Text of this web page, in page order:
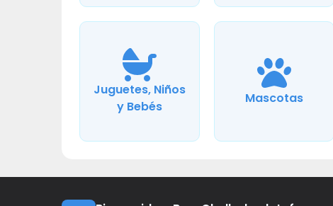
Juguetes, Niños
y Bebés
Mascotas